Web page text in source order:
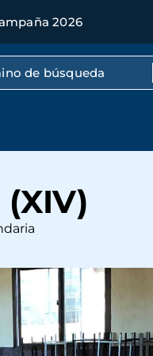
2026
completo
(XIV)